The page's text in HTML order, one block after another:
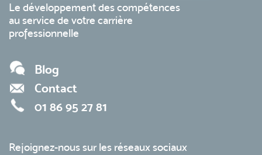
Le développement des compétences
au service de votre carrière
professionnelle
Blog
Contact
01 86 95 27 81
Rejoignez-nous sur les réseaux sociaux